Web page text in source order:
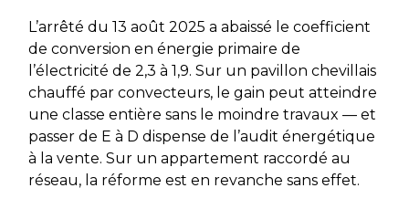
L’arrêté du 13 août 2025 a abaissé le coefficient
de conversion en énergie primaire de
l’électricité de 2,3 à 1,9. Sur un pavillon chevillais
chauffé par convecteurs, le gain peut atteindre
une classe entière sans le moindre travaux — et
passer de E à D dispense de l’audit énergétique
à la vente. Sur un appartement raccordé au
réseau, la réforme est en revanche sans effet.